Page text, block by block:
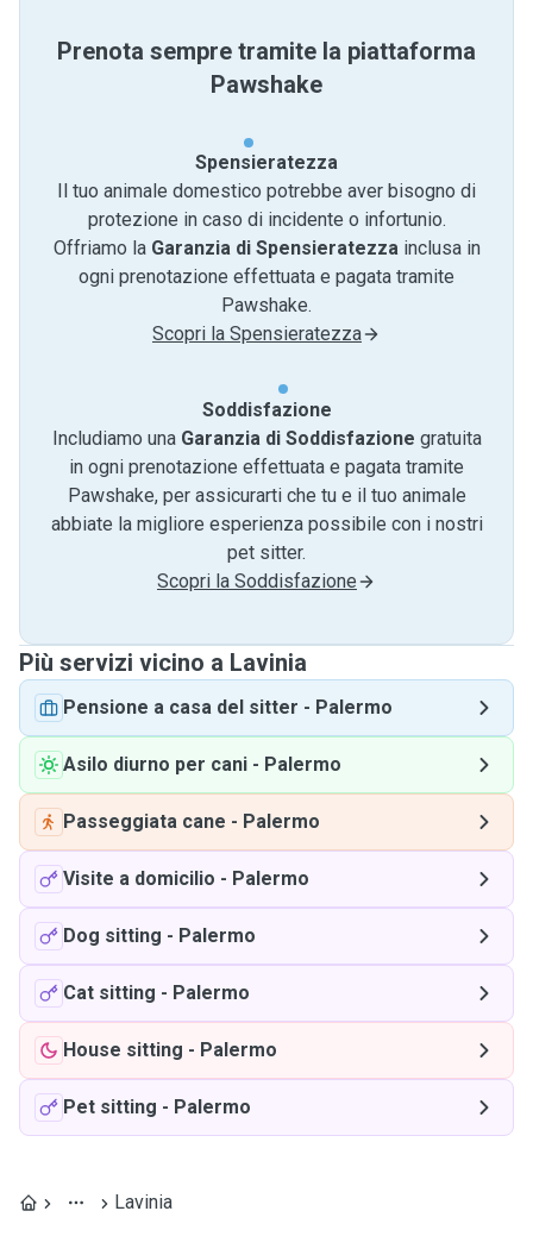
Prenota sempre tramite la piattaforma
Pawshake
Spensieratezza
Il tuo animale domestico potrebbe aver bisogno di
protezione in caso di incidente o infortunio.
Offriamo la Garanzia di Spensieratezzainclusa in
ogni prenotazione effettuata e pagata tramite
Pawshake.
Scopri la Spensieratezza
Soddisfazione
Includiamo una Garanzia di Soddisfazione gratuita
in ogni prenotazione effettuata e pagata tramite
Pawshake, per assicurarti che tu e il tuo animale
abbiate la migliore esperienza possibile con i nostri
pet sitter.
Scopri la Soddisfazione
Più servizi vicino a Lavinia
Pensione a casa del sitter - Palermo
Asilo diurno per cani - Palermo
Passeggiata cane - Palermo
Visite a domicilio - Palermo
Dog sitting - Palermo
Cat sitting - Palermo
House sitting - Palermo
Pet sitting - Palermo
Lavinia